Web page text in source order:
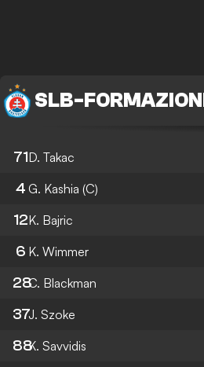
SLB-
71D. Takac
4 G. Kashia (C)
12K. Bajric
6 K. Wimmer
28C. Blackman
37J. Szoke
88K. Savvidis